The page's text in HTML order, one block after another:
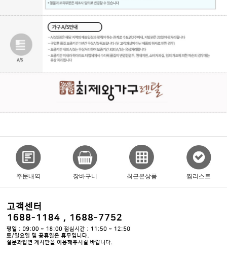
주문내역 장바구니 최근본상품 찜리스트